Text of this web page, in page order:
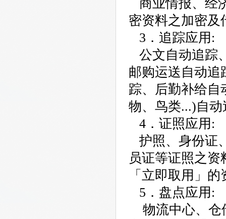
商业情报、经
密资料之加密及
3．追踪应用:
公文自动追踪
邮购运送自动追
踪、后勤补给自
物、鸟类...)自
4．证照应用:
护照、身份证
员证等证照之
「立即取用」
5．盘点应用:
物流中心、仓